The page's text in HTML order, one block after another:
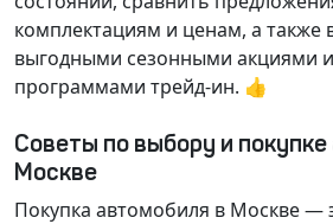
комплектациям и ценам, а также
выгодными сезонными акциями
программами трейд-ин. 👍
Советы по выбору и покупке
Москве
Покупка автомобиля в Москве —